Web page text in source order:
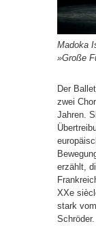
Madoka
»Große
Der
zwei
Jahren.
erzählt,
XXe
stark